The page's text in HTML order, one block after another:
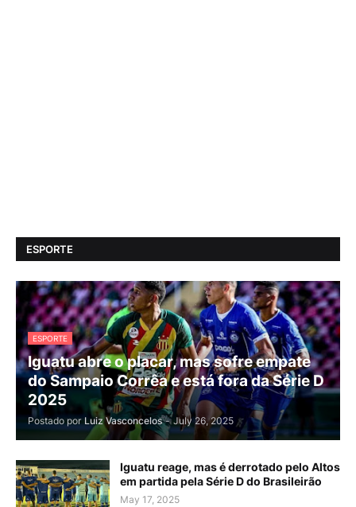
ESPORTE
ESPORTE
Iguatu abre o placar, mas sofre empate
do Sampaio Corrêa e está fora da Série D
2025
Postado por Luiz Vasconcelos - July 26, 2025
Iguatu reage, mas é derrotado pelo Altos
em partida pela Série D do Brasileirão
May 17, 2025